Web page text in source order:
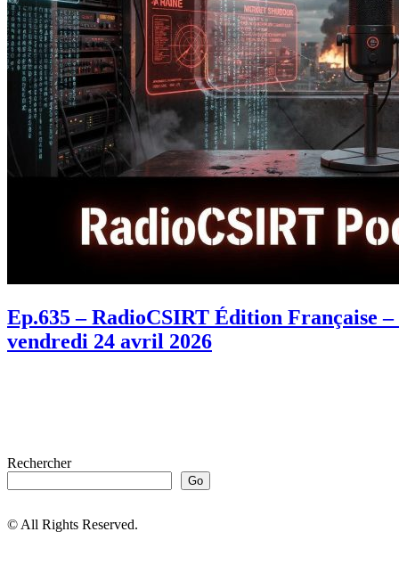
Ep.635 – RadioCSIRT Édition Française
vendredi 24 avril 2026
Rechercher
Go
© All Rights Reserved.